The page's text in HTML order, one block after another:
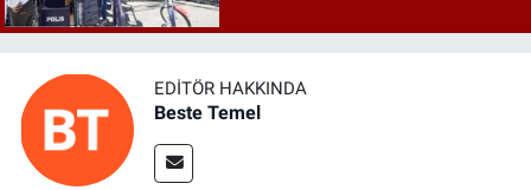
EDITÖR HAKKINDA
Beste Temel